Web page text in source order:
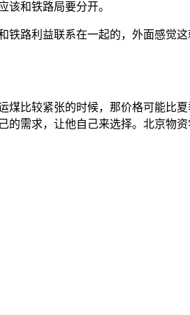
该和铁路局要分开。
路利益联系在一起的，外面感觉
比较紧张的时候，那价格可能比
需求，让他自己来选择。北京物资